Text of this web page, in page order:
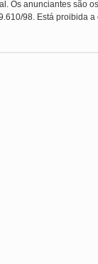
Os anunciantes são
98. Está proibida